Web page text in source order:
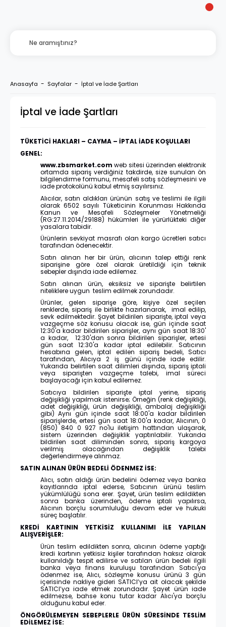
Anasayfa Sayfalar İptal ve İade Şartları
İptal ve İade Şartları
TÜKETİCİ HAKLARI – CAYMA – İPTAL İADE KOŞULLARI
GENEL:
www.zbsmarket.com web sitesi üzerinden elektronik
ortamda sipariş verdiğiniz takdirde, size sunulan ön
bilgilendirme formunu, mesafeli satış sözleşmesini ve
iade protokolünü kabul etmiş sayılırsınız.
Alıcılar, satın aldıkları ürünün satış ve teslimi ile ilgili
olarak 6502 sayılı Tüketicinin Korunması Hakkında
Kanun ve Mesafeli Sözleşmeler Yönetmeliği
(RG:27.11.2014/29188) hükümleri ile yürürlükteki diğer
yasalara tabidir.
Ürünlerin sevkiyat masrafı olan kargo ücretleri satıcı
tarafından ödenecektir.
Satın alınan her bir ürün, alıcının talep ettiği renk
siparişine göre özel olarak üretildiği için teknik
sebepler dışında iade edilemez.
Satın alınan ürün, eksiksiz ve siparişte belirtilen
niteliklere uygun teslim edilmek zorundadır.
Ürünler, gelen siparişe göre, kişiye özel seçilen
renklerde, sipariş ile birlikte hazırlanarak, imal edilip,
sevk edilmektedir. Şayet bildirilen siparişte, iptal veya
vazgeçme söz konusu olacak ise, gün içinde saat
12:30'a kadar bildirilen siparişler, aynı gün saat 18:30'
a kadar, 12:30'dan sonra bildirilen siparişler, ertesi
gün saat 12:30'a kadar iptal edilebilir. Satıcının
hesabına gelen, iptal edilen sipariş bedeli, Satıcı
tarafından, Alıcıya 2 iş günü içinde iade edilir.
Yukarıda belirtilen saat dilimleri dışında, sipariş iptali
veya siparişten vazgeçme talebi, imal süreci
başlayacağı için kabul edilemez.
Satıcıya bildirilen siparişte iptal yerine, sipariş
değişikliği yapılmak istenirse; Örneğin (renk değişikliği,
adet değişikliği, ürün değişikliği, ambalaj değişikliği
gibi) Aynı gün içinde saat 18:00'a kadar bildirilen
siparişlerde, ertesi gün saat 18:00'a kadar, Alıcının, 0
(850) 840 0 927 no'lu iletişim hattından ulaşarak,
sistem üzerinden değişiklik yaptırılabilir. Yukarıda
bildirilen saat diliminden sonra, sipariş kargoya
verilmiş olacağından değişiklik talebi
değerlendirmeye alınmaz.
SATIN ALINAN ÜRÜN BEDELİ ÖDENMEZ İSE:
Alıcı, satın aldığı ürün bedelini ödemez veya banka
kayıtlarında iptal ederse, Satıcının ürünü teslim
yükümlülüğü sona erer. Şayet, ürün teslim edildikten
sonra banka üzerinden, ödeme iptali yapılırsa,
Alıcının borçlu sorumluluğu devam eder ve hukuki
süreç başlatılır.
KREDİ KARTININ YETKİSİZ KULLANIMI İLE YAPILAN
ALIŞVERİŞLER:
Ürün teslim edildikten sonra, alıcının ödeme yaptığı
kredi kartının yetkisiz kişiler tarafından haksız olarak
kullanıldığı tespit edilirse ve satılan ürün bedeli ilgili
banka veya finans kuruluşu tarafından Satıcı'ya
ödenmez ise, Alıcı, sözleşme konusu ürünü 3 gün
içerisinde nakliye gideri SATICI’ya ait olacak şekilde
SATICI’ya iade etmek zorundadır. Şayet ürün iade
edilmezse, bahse konu tutar kadar Alıcı'ya borçlu
olduğunu kabul eder.
ÖNGÖRÜLEMEYEN SEBEPLERLE ÜRÜN SÜRESİNDE TESLİM
EDİLEMEZ İSE: